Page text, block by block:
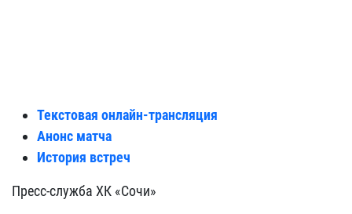
Текстовая онлайн-трансляция
Анонс матча
История встреч
Пресс-служба ХК «Сочи»